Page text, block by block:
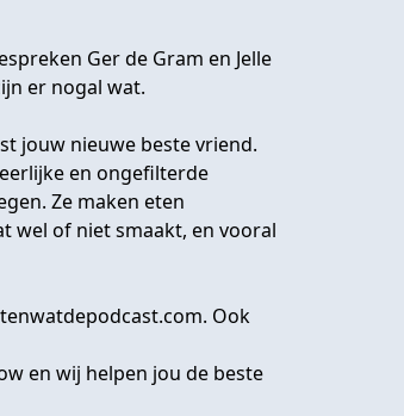
Ger de Gram en Jelle
er nogal wat.
jouw nieuwe beste vriend.
en ongefilterde
Ze maken eten
wel of niet smaakt, en vooral
. Ook
en wij helpen jou de beste